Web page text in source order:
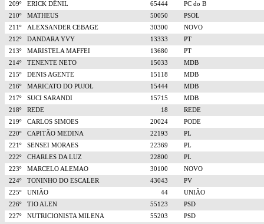
209º
ERICK DÊNIL 65444
PC do B
210º
MATHEUS 50050
PSOL
211º
ALEXSANDER CEBAGE 30300
NOVO
212º
DANDARA YVY 13333
PT
213º
MARISTELA MAFFEI 13680
PT
214º
TENENTE NETO 15033
MDB
215º
DENIS AGENTE 15118
MDB
216º
MARICATO DO PUJOL 15444
MDB
217º
SUCI SARANDI 15715
MDB
218º
REDE 18
REDE
219º
CARLOS SIMOES 20024
PODE
220º
CAPITÃO MEDINA 22193
PL
221º
SENSEI MORAES 22369
PL
222º
CHARLES DA LUZ 22800
PL
223º
MARCELO ALEMAO 30100
NOVO
224º
TONINHO DO ESCALER 43043
PV
225º
UNIÃO 44
UNIÃO
226º
TIO ALEN 55123
PSD
227º
NUTRICIONISTA MILENA 55203
PSD